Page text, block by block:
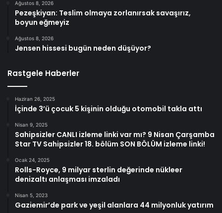
Ağustos 8, 2026
Pezeşkiyan: Teslim olmaya zorlanırsak savaşırız,
boyun eğmeyiz
Ağustos 8, 2026
Jensen hissesi bugün neden düşüyor?
Rastgele Haberler
Haziran 26, 2025
İçinde 3’ü çocuk 5 kişinin olduğu otomobil takla attı
Nisan 9, 2025
Sahipsizler CANLI izleme linki var mı? 9 Nisan Çarşamba
Star TV Sahipsizler 18. bölüm SON BÖLÜM izleme linki!
Ocak 24, 2025
Rolls-Royce, 9 milyar sterlin değerinde nükleer
denizaltı anlaşması imzaladı
Nisan 5, 2023
Gaziemir’de park ve yeşil alanlara 44 milyonluk yatırım